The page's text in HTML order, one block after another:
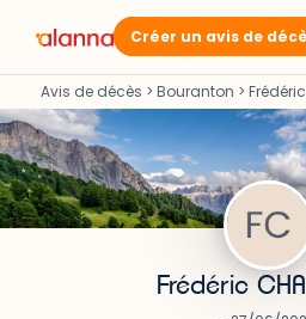
Créer un avis de
Avis de décès > Bouranton > Frédéric
Frédéric